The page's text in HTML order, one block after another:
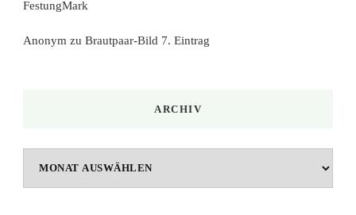
FestungMark
Anonym zu Brautpaar-Bild 7. Eintrag
ARCHIV